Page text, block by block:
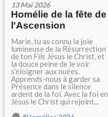
13 Mai 2026
Homélie de la fête de
l'Ascension
Marie, tu as connu la joie
lumineuse de la Résurrection
de ton Fils Jésus le Christ, et
la douce peine de le voir
s’éloigner aux nuées.
Apprends-nous à garder sa
Présence dans le silence
ardent de la foi. Avec la foi en
Jésus le Christ qui rejoint...